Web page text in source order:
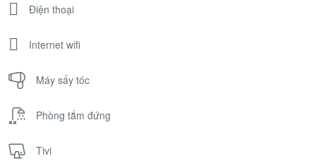
Điện thoại
Internet wifi
Máy sấy tóc
Phòng tắm đứng
Tivi